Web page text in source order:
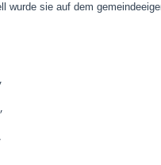
wurde sie auf dem